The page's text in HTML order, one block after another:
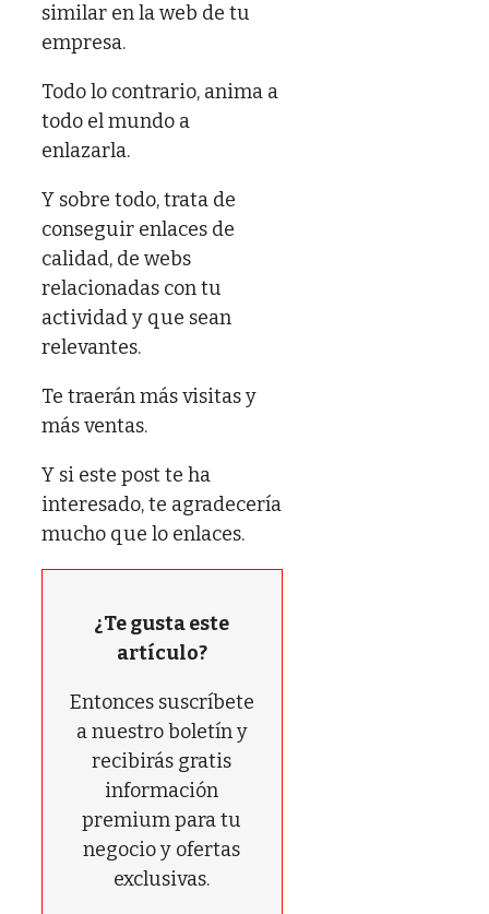
similar en la web de tu
empresa.
Todo lo contrario, anima a
todo el mundo a
enlazarla.
Y sobre todo, trata de
conseguir enlaces de
calidad, de webs
relacionadas con tu
actividad y que sean
relevantes.
Te traerán más visitas y
más ventas.
Y si este post te ha
interesado, te agradecería
mucho que lo enlaces.
¿Te gusta este
artículo?
Entonces suscríbete
a nuestro boletín y
recibirás gratis
información
premium para tu
negocio y ofertas
exclusivas.